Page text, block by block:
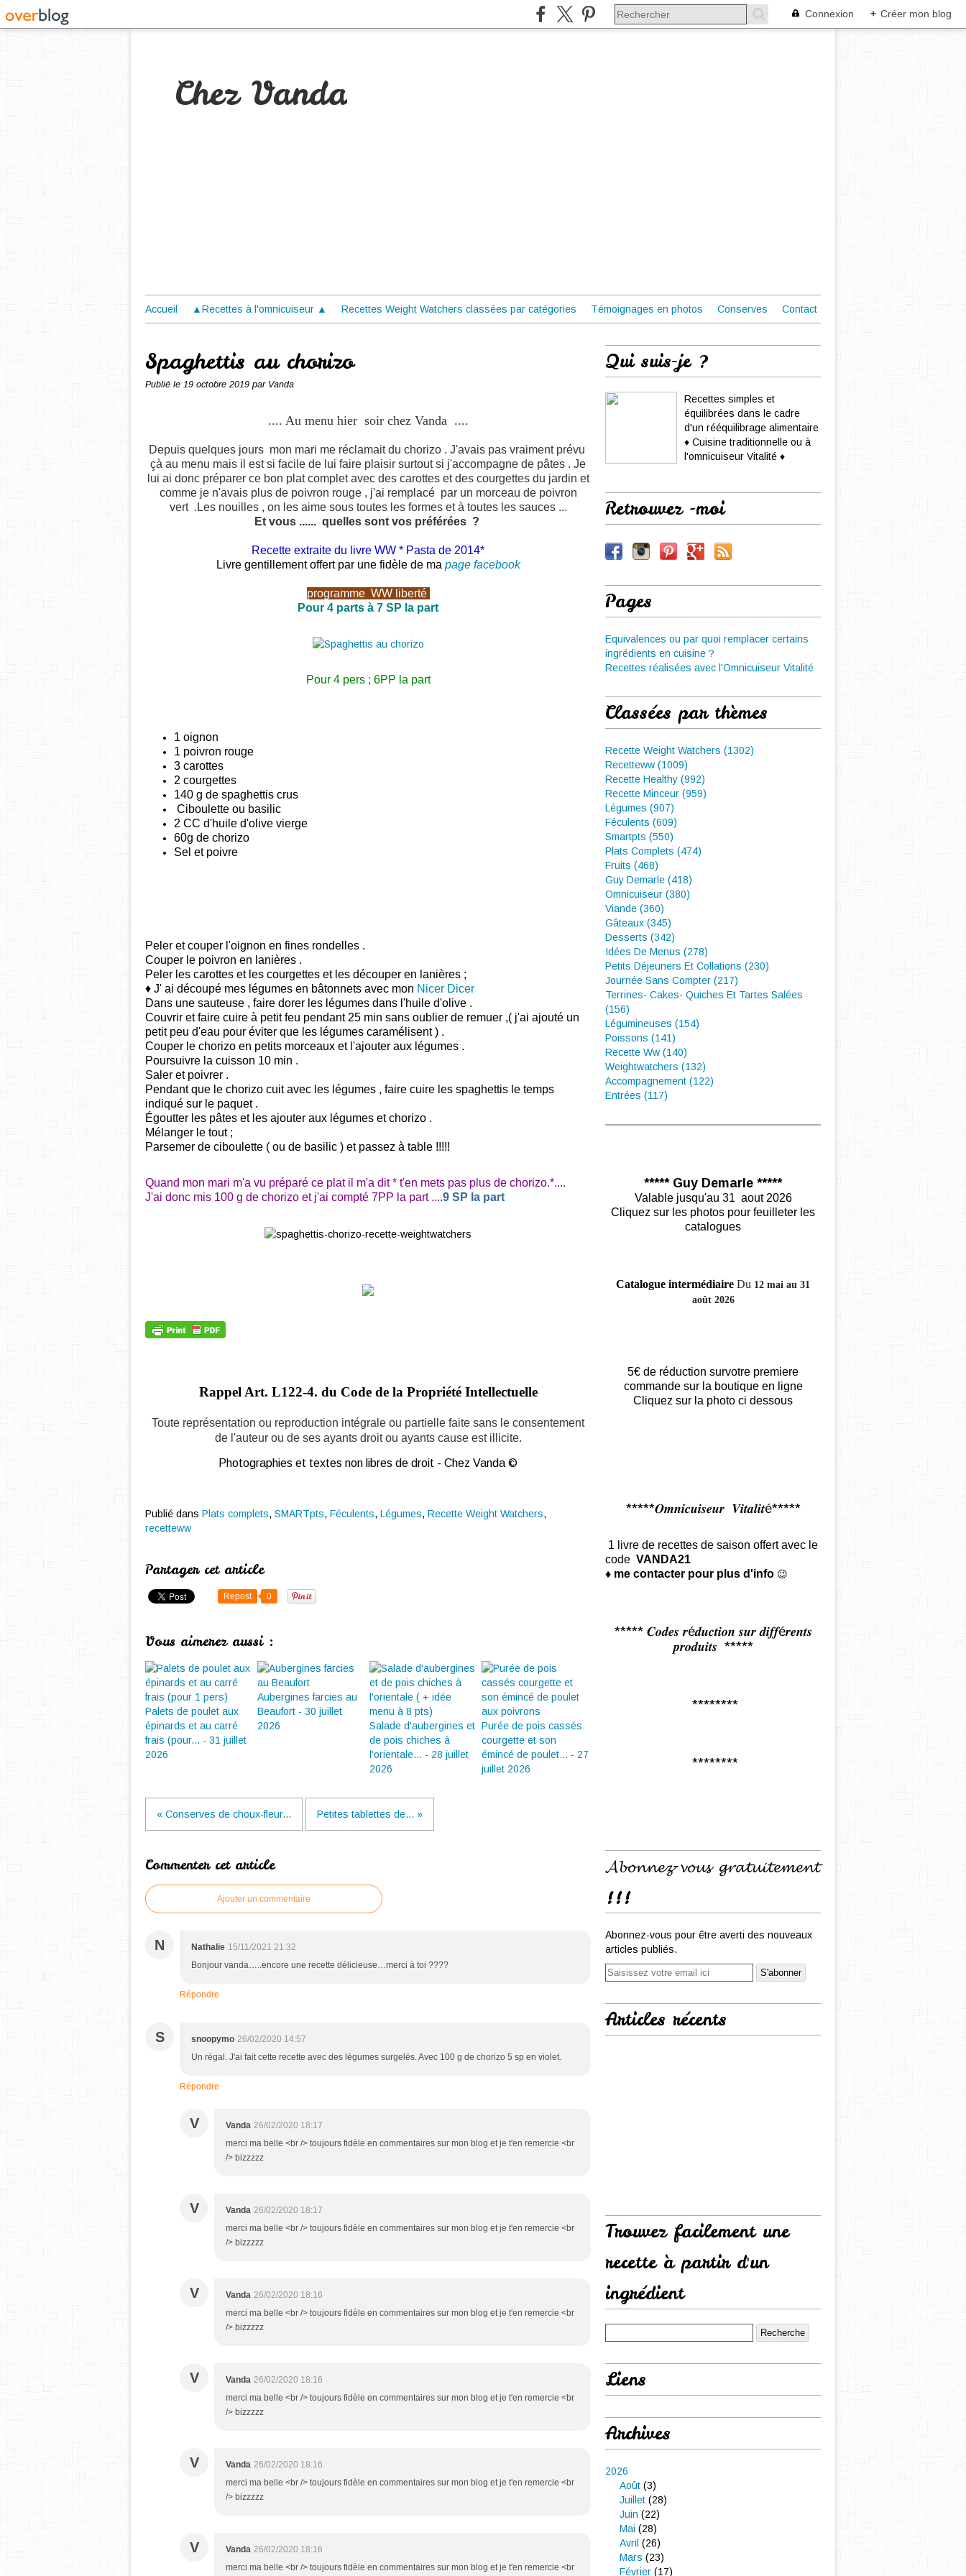
Connexion + Créer mon blog
Chez Vanda
Accueil ▲Recettes à l'omnicuiseur ▲ Recettes Weight Watchers classées par catégories Témoignages en photos Conserves Contact
Spaghettis au chorizo
Publié le 19 octobre 2019 par Vanda
.... Au menu hier soir chez Vanda ....
Depuis quelques jours mon mari me réclamait du chorizo . J'avais pas vraiment prévu
çà au menu mais il est si facile de lui faire plaisir surtout si j'accompagne de pâtes . Je
lui ai donc préparer ce bon plat complet avec des carottes et des courgettes du jardin et
comme je n'avais plus de poivron rouge , j'ai remplacé par un morceau de poivron
vert . Les nouilles , on les aime sous toutes les formes et à toutes les sauces ...
Et vous ...... quelles sont vos préférées ?
Recette extraite du livre WW * Pasta de 2014*
Livre gentillement offert par une fidèle de ma page facebook
programme WWliberté
Pour 4 parts à 7 SP la part
Pour 4 pers ; 6PP la part
1 oignon
1 poivron rouge
3 carottes
2 courgettes
140 g de spaghettis crus
Ciboulette ou basilic
2 CC d'huile d'olive vierge
60g de chorizo
Sel et poivre
Peler et couper l'oignon en fines rondelles .
Couper le poivron en lanières .
Peler les carottes et les courgettes et les découper en lanières ;
♦ J' ai découpé mes légumes en bâtonnets avec mon Nicer Dicer
Dans une sauteuse , faire dorer les légumes dans l'huile d'olive .
Couvrir et faire cuire à petit feu pendant 25 min sans oublier de remuer ,( j'ai ajouté un
petit peu d'eau pour éviter que les légumes caramélisent ) .
Couper le chorizo en petits morceaux et l'ajouter aux légumes .
Poursuivre la cuisson 10 min .
Saler et poivrer .
Pendant que le chorizo cuit avec les légumes , faire cuire les spaghettis le temps
indiqué sur le paquet .
Égoutter les pâtes et les ajouter aux légumes et chorizo .
Mélanger le tout ;
Parsemer de ciboulette ( ou de basilic ) et passez à table !!!!!
Quand mon mari m'a vu préparé ce plat il m'a dit * t'en mets pas plus de chorizo.*....
J'ai donc mis 100 g de chorizo et j'ai compté 7PP la part ....9 SP la part
Rappel Art. L122-4. du Code de la Propriété Intellectuelle
Toute représentation ou reproduction intégrale ou partielle faite sans le consentement
de l'auteur ou de ses ayants droit ou ayants cause est illicite.
Photographies et textes non libres de droit - Chez Vanda ©
Publié dans Plats complets, SMARTpts, Féculents, Légumes, Recette Weight Watchers,
recetteww
Partager cet article
Repost 0
Vous aimerez aussi :
Palets de poulet aux
épinards et au carré
frais (pour... - 31 juillet
2026
Aubergines farcies au
Beaufort - 30 juillet
2026
Salade d'aubergines et
de pois chiches à
l'orientale... - 28 juillet
2026
Purée de pois cassés
courgette et son
émincé de poulet... - 27
juillet 2026
« Conserves de choux-fleur... Petites tablettes de... »
Commenter cet article
Ajouter un commentaire
N Nathalie 15/11/2021 21:32
Bonjour vanda…..encore une recette délicieuse…merci à toi ????
Répondre
S snoopymo 26/02/2020 14:57
Un régal. J'ai fait cette recette avec des légumes surgelés. Avec 100 g de chorizo 5 sp en violet.
Répondre
V Vanda 26/02/2020 18:17
merci ma belle <br /> toujours fidèle en commentaires sur mon blog et je t'en remercie <br
/> bizzzzz
V Vanda 26/02/2020 18:17
merci ma belle <br /> toujours fidèle en commentaires sur mon blog et je t'en remercie <br
/> bizzzzz
V Vanda 26/02/2020 18:16
merci ma belle <br /> toujours fidèle en commentaires sur mon blog et je t'en remercie <br
/> bizzzzz
V Vanda 26/02/2020 18:16
merci ma belle <br /> toujours fidèle en commentaires sur mon blog et je t'en remercie <br
/> bizzzzz
V Vanda 26/02/2020 18:16
merci ma belle <br /> toujours fidèle en commentaires sur mon blog et je t'en remercie <br
/> bizzzzz
V Vanda 26/02/2020 18:16
merci ma belle <br /> toujours fidèle en commentaires sur mon blog et je t'en remercie <br
Qui suis-je ?
Recettes simples et
équilibrées dans le cadre
d'un rééquilibrage alimentaire
♦ Cuisine traditionnelle ou à
l'omnicuiseur Vitalité ♦
Retrouvez -moi
Pages
Equivalences ou par quoi remplacer certains
ingrédients en cuisine ?
Recettes réalisées avec l'Omnicuiseur Vitalité
Classées par thèmes
Recette Weight Watchers (1302)
Recetteww (1009)
Recette Healthy (992)
Recette Minceur (959)
Légumes (907)
Féculents (609)
Smartpts (550)
Plats Complets (474)
Fruits (468)
Guy Demarle (418)
Omnicuiseur (380)
Viande (360)
Gâteaux (345)
Desserts (342)
Idées De Menus (278)
Petits Déjeuners Et Collations (230)
Journée Sans Compter (217)
Terrines- Cakes- Quiches Et Tartes Salées
(156)
Légumineuses (154)
Poissons (141)
Recette Ww (140)
Weightwatchers (132)
Accompagnement (122)
Entrées (117)
***** Guy Demarle *****
Valable jusqu'au 31 aout 2026
Cliquez sur les photos pour feuilleter les
catalogues
Catalogue intermédiaire Du 12 mai au 31
août 2026
5€ de réduction survotre premiere
commande sur la boutique en ligne
Cliquez sur la photo ci dessous
*****𝑶𝒎𝒏𝒊𝒄𝒖𝒊𝒔𝒆𝒖𝒓 𝑽𝒊𝒕𝒂𝒍𝒊𝒕é*****
1 livre de recettes de saison offertavec le
code VANDA21
♦ me contacter pour plus d'info 😉
***** 𝑪𝒐𝒅𝒆𝒔 𝒓é𝒅𝒖𝒄𝒕𝒊𝒐𝒏 𝒔𝒖𝒓 𝒅𝒊𝒇𝒇é𝒓𝒆𝒏𝒕𝒔
𝒑𝒓𝒐𝒅𝒖𝒊𝒕𝒔 *****
********
********
𝓐𝓫𝓸𝓷𝓷𝓮𝔃-𝓿𝓸𝓾𝓼 𝓰𝓻𝓪𝓽𝓾𝓲𝓽𝓮𝓶𝓮𝓷𝓽
!!!
Abonnez-vous pour être averti des nouveaux
articles publiés.
Articles récents
Trouvez facilement une
recette à partir d'un
ingrédient
Liens
Archives
2026
Août (3)
Juillet (28)
Juin (22)
Mai (28)
Avril (26)
Mars (23)
Février (17)